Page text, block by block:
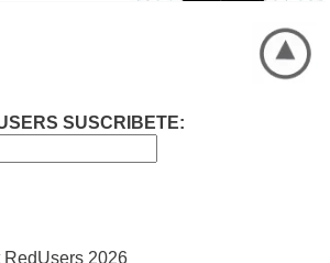
SUSCRIBETE:
RedUsers 2026